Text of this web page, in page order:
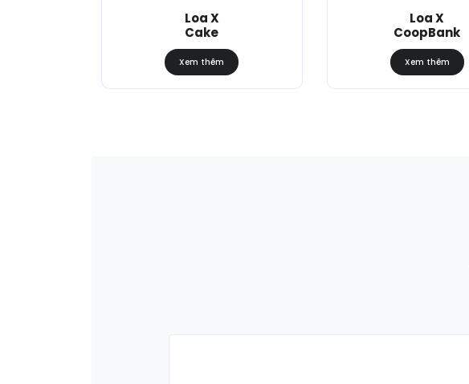
Loa X
Cake
Xem thêm
Loa X
CoopBank
Xem thêm